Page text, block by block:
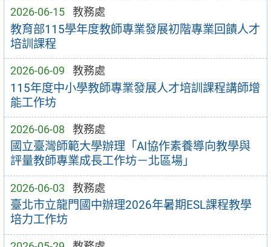
2026-06-15 教務處
教育部115學年度教師專業發展初階專業回饋人才
培訓課程
2026-06-09 教務處
115年度中小學教師專業發展人才培訓課程講師增
能工作坊
2026-06-08 教務處
國立臺灣師範大學辦理「AI協作素養導向教學與
評量教師專業成長工作坊－北區場」
2026-06-03 教務處
臺北市立龍門國中辦理2026年暑期ESL課程教學
培力工作坊